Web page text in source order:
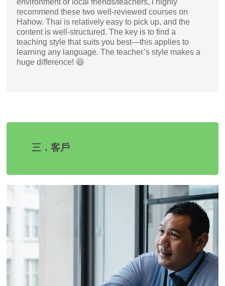
environment or local friends/teachers, I highly
recommend these two well-reviewed courses on
Hahow. Thai is relatively easy to pick up, and the
content is well-structured. The key is to find a
teaching style that suits you best—this applies to
learning any language. The teacher’s style makes a
huge difference! 😆
三．客戶